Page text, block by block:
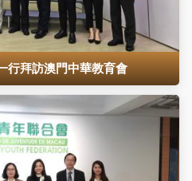
行拜訪澳門中華教育會